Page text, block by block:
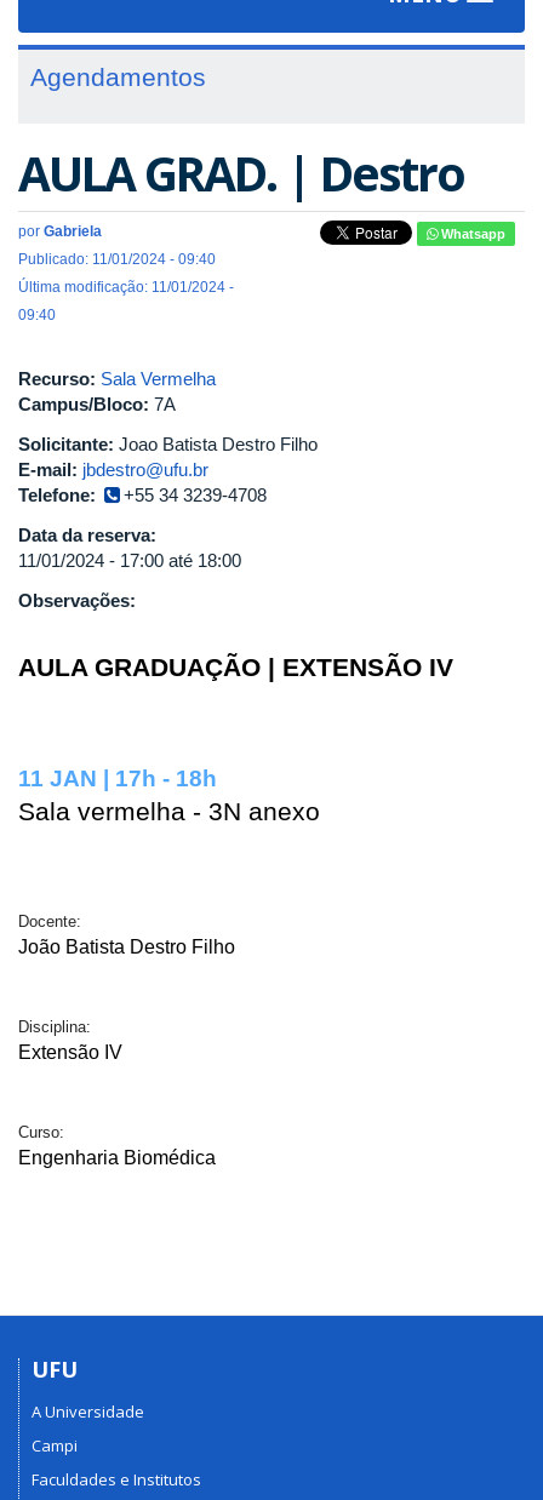
Agendamentos
AULA GRAD. | Destro
por Gabriela
Publicado: 11/01/2024 - 09:40
Última modificação: 11/01/2024 -
09:40
Whatsapp
Recurso: Sala Vermelha
Campus/Bloco: 7A
Solicitante: Joao Batista Destro Filho
E-mail: jbdestro@ufu.br
Telefone:
+55 34 3239-4708
Data da reserva:
11/01/2024 - 17:00 até 18:00
Observações:
AULA GRADUAÇÃO | EXTENSÃO IV
11 JAN | 17h - 18h
Sala vermelha - 3N anexo
Docente:
João Batista Destro Filho
Disciplina:
Extensão IV
Curso:
Engenharia Biomédica
UFU
A Universidade
Campi
Faculdades e Institutos